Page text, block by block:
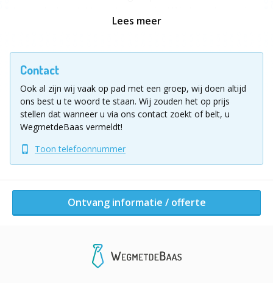
wissel je uit en met welke groep? Met wie sluit je
Het Bondgenootschap bevat een hele reeks
verrassende spelelementen zoals geheime
telefoonnummers, een hulplijn, verborgen
aanwijzingen op speciale plekken... die je op het juiste
spoor brengen.
Speel dit citygame in hetNederlands, Frans of Engels
het aanvraagformulier in!
Kies jouw favoriete stad:
Aalst - Antwerpen - Bergen - Bornem - Brugge - Brussel - De
Lees meer
Contact
Ook al zijn wij vaak op pad met een groep, wij doen altijd
ons best u te woord te staan. Wij zouden het op prijs
stellen dat wanneer u via ons contact zoekt of belt, u
WegmetdeBaas vermeldt!
Toon telefoonnummer
Ontvang informatie / offerte